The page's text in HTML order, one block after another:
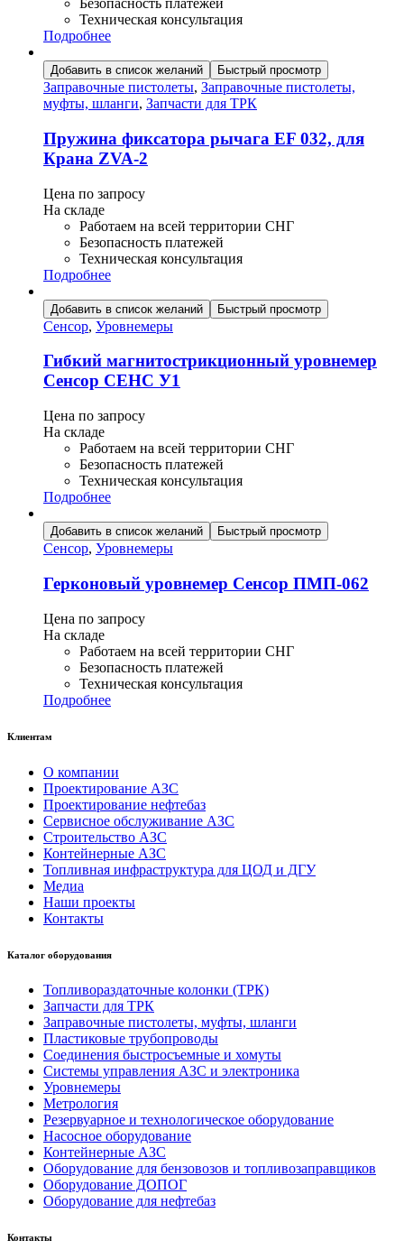
Безопасность платежей
Техническая консультация
Подробнее
Добавить в список желаний Быстрый просмотр
Заправочные пистолеты, Заправочные пистолеты,
муфты, шланги, Запчасти для ТРК
Пружина фиксатора рычага ЕF 032, для
Крана ZVA-2
Цена по запросу
На складе
Работаем на всей территории СНГ
Безопасность платежей
Техническая консультация
Подробнее
Добавить в список желаний Быстрый просмотр
Сенсор, Уровнемеры
Гибкий магнитострикционный уровнемер
Сенсор СЕНС У1
Цена по запросу
На складе
Работаем на всей территории СНГ
Безопасность платежей
Техническая консультация
Подробнее
Добавить в список желаний Быстрый просмотр
Сенсор, Уровнемеры
Герконовый уровнемер Сенсор ПМП-062
Цена по запросу
На складе
Работаем на всей территории СНГ
Безопасность платежей
Техническая консультация
Подробнее
Клиентам
О компании
Проектирование АЗС
Проектирование нефтебаз
Сервисное обслуживание АЗС
Строительство АЗС
Контейнерные АЗС
Топливная инфраструктура для ЦОД и ДГУ
Медиа
Наши проекты
Контакты
Каталог оборудования
Топливораздаточные колонки (ТРК)
Запчасти для ТРК
Заправочные пистолеты, муфты, шланги
Пластиковые трубопроводы
Соединения быстросъемные и хомуты
Системы управления АЗС и электроника
Уровнемеры
Метрология
Резервуарное и технологическое оборудование
Насосное оборудование
Контейнерные АЗС
Оборудование для бензовозов и топливозаправщиков
Оборудование ДОПОГ
Оборудование для нефтебаз
Контакты